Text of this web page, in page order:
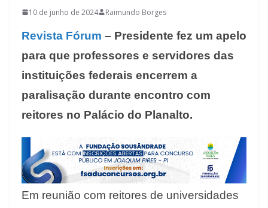
10 de junho de 2024 Raimundo Borges
Revista Fórum – Presidente fez um apelo
para que professores e servidores das
instituições federais encerrem a
paralisação durante encontro com
reitores no Palácio do Planalto.
Em reunião com reitores de universidades